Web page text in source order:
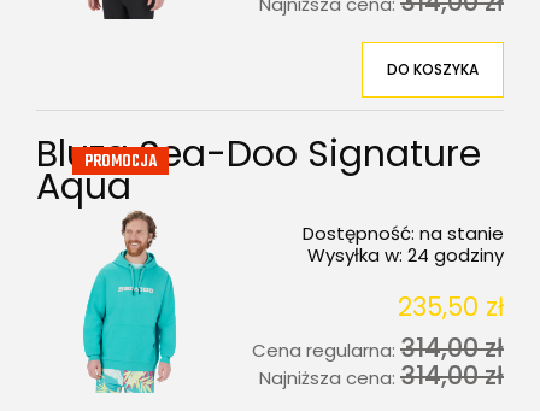
DO KOSZYKA
Bluza Sea-Doo Signature
Aqua
Dostępność: na stanie
Wysyłka w: 24 godziny
235,50 zł
Cena regularna: 314,00 zł
Najniższa cena: 314,00 zł
PROMOCJA